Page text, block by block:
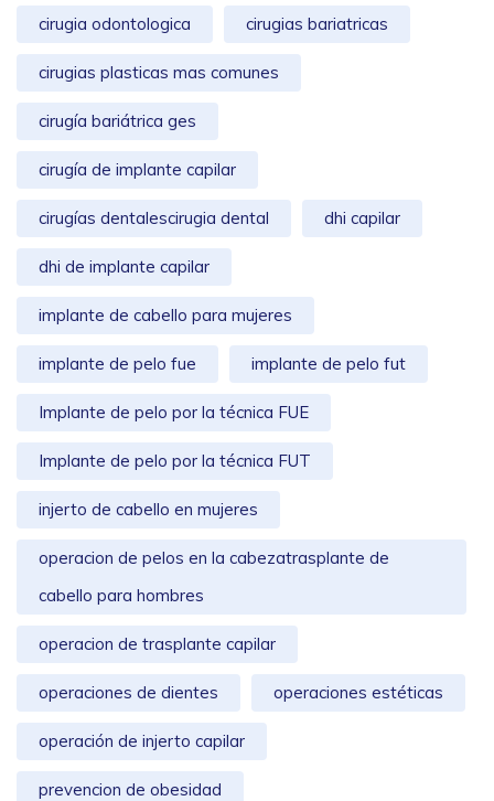
cirugia odontologica cirugias bariatricas
cirugias plasticas mas comunes
cirugía bariátrica ges
cirugía de implante capilar
cirugías dentalescirugia dental dhi capilar
dhi de implante capilar
implante de cabello para mujeres
implante de pelo fue implante de pelo fut
Implante de pelo por la técnica FUE
Implante de pelo por la técnica FUT
injerto de cabello en mujeres
operacion de pelos en la cabezatrasplante de
cabello para hombres
operacion de trasplante capilar
operaciones de dientes operaciones estéticas
operación de injerto capilar
prevencion de obesidad